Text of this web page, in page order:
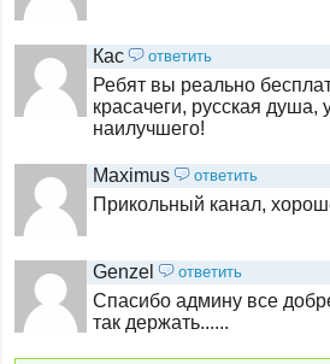
112 Украина
Телеканал 24
5 канал Украина
Кас ответить
Ребят вы реально
красачеги, русская душа,
наилучшего!
Maximus ответить
Прикольный канал,
Genzel ответить
Спасибо админу все
так держать......